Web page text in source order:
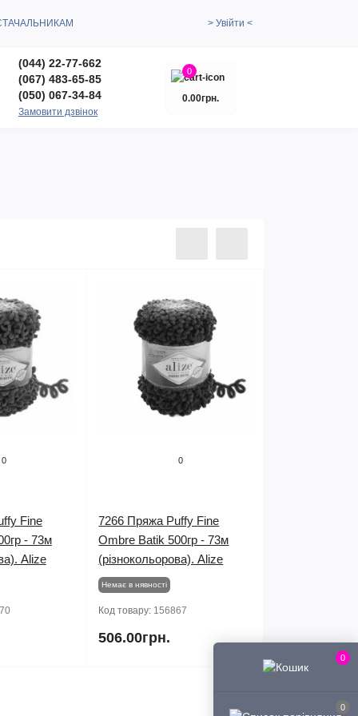
0
0
> Увійти <
(044) 22-77-662
(067) 483-65-85
(050) 067-34-84
Замовити дзвінок
0
0.00грн.
0
Fine
- 73м
Alize
0
7266 Пряжа Puffy Fine
Ombre Batik 500гр - 73м
(різнокольорова). Alize
Немає в нявності
Код товару: 156867
506.00грн.